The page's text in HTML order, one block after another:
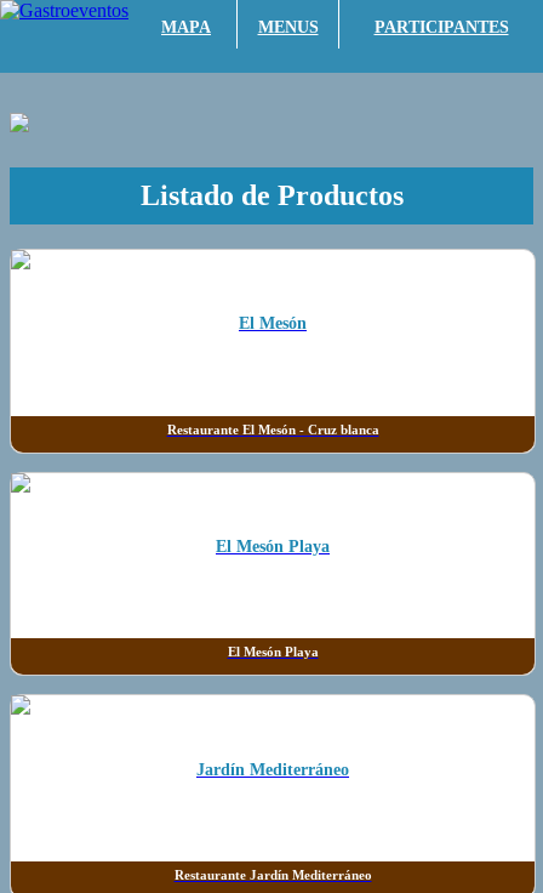
MAPA MENUS PARTICIPANTES
Listado de Productos
El Mesón
Restaurante El Mesón - Cruz blanca
El Mesón Playa
El Mesón Playa
Jardín Mediterráneo
Restaurante Jardín Mediterráneo